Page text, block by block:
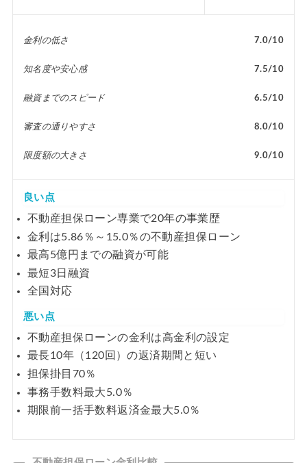
金利の低さ 7.0/10
知名度や安心感 7.5/10
融資までのスピード 6.5/10
審査の通りやすさ 8.0/10
限度額の大きさ 9.0/10
良い点
不動産担保ローン専業で20年の事業歴
金利は5.86％～15.0％の不動産担保ローン
最高5億円までの融資が可能
最短3日融資
全国対応
悪い点
不動産担保ローンの金利は高金利の設定
最長10年（120回）の返済期間と短い
担保掛目70％
事務手数料最大5.0％
期限前一括手数料返済金最大5.0％